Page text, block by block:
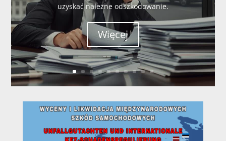
uzyskać należne odszkodowanie.
Więcej